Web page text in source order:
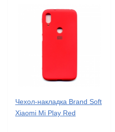
Чехол-накладка Brand Soft
Xiaomi Mi Play Red